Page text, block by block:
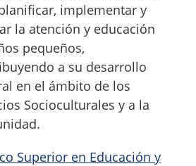
implementar y
la atención y educación
pequeños,
a su desarrollo
en el ámbito de los
Socioculturales y a la
Superior en Educación y